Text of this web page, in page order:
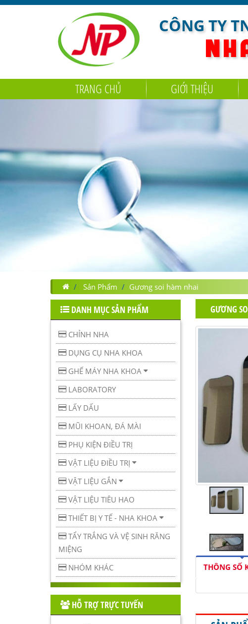
CÔNG TY
N H
TRANG CHỦ GIỚI THIỆU
Sản Phẩm Gương soi hàm nhai
DANH MỤC SẢN PHẨM
CHỈNH NHA
DỤNG CỤ NHA KHOA
GHẾ MÁY NHA KHOA
LABORATORY
LẤY DẤU
MŨI KHOAN, ĐÁ MÀI
PHỤ KIỆN ĐIỀU TRỊ
VẬT LIỆU ĐIỀU TRỊ
VẬT LIỆU GẮN
VẬT LIỆU TIÊU HAO
THIẾT BỊ Y TẾ - NHA KHOA
TẨY TRẮNG VÀ VỆ SINH RĂNG
MIỆNG
NHÓM KHÁC
HỖ TRỢ TRỰC TUYẾN
GƯƠNG
THÔNG SỐ